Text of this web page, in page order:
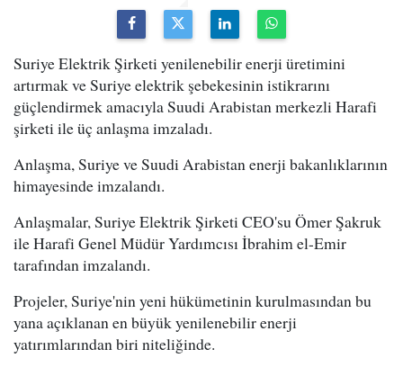
Suriye Elektrik Şirketi yenilenebilir enerji üretimini
artırmak ve Suriye elektrik şebekesinin istikrarını
güçlendirmek amacıyla Suudi Arabistan merkezli Harafi
şirketi ile üç anlaşma imzaladı.
Anlaşma, Suriye ve Suudi Arabistan enerji bakanlıklarının
himayesinde imzalandı.
Anlaşmalar, Suriye Elektrik Şirketi CEO'su Ömer Şakruk
ile Harafi Genel Müdür Yardımcısı İbrahim el-Emir
tarafından imzalandı.
Projeler, Suriye'nin yeni hükümetinin kurulmasından bu
yana açıklanan en büyük yenilenebilir enerji
yatırımlarından biri niteliğinde.